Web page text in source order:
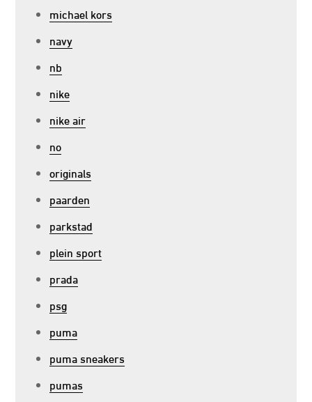
michael kors
navy
nb
nike
nike air
no
originals
paarden
parkstad
plein sport
prada
psg
puma
puma sneakers
pumas